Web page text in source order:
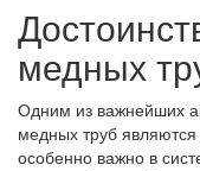
медных
Одним из важнейших
медных труб
особенно важно в